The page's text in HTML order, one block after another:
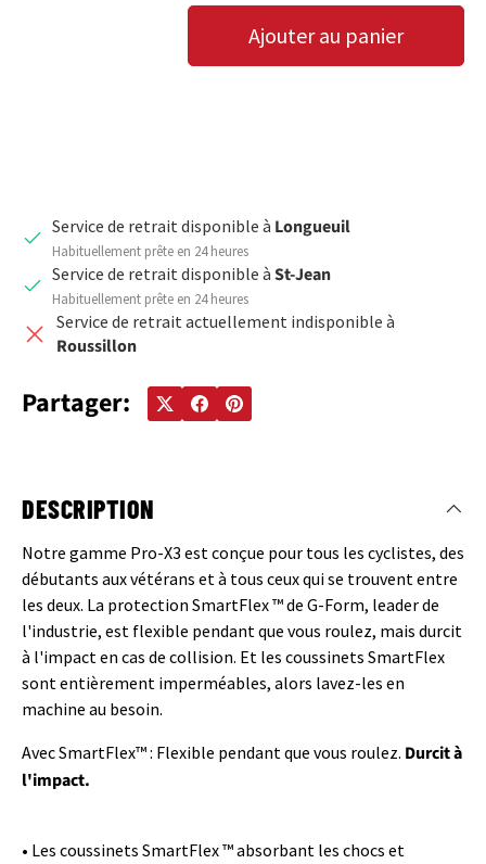
DIMINUER LA QUANTITÉ
AUGMENTER LA QUANTITÉ
Ajouter au panier
Service de retrait disponible à Longueuil
Habituellement prête en 24 heures
Service de retrait disponible à St-Jean
Habituellement prête en 24 heures
Service de retrait actuellement indisponible à
Roussillon
Partager:
DESCRIPTION
Notre gamme Pro-X3 est conçue pour tous les cyclistes, des
débutants aux vétérans et à tous ceux qui se trouvent entre
les deux. La protection SmartFlex ™ de G-Form, leader de
l'industrie, est flexible pendant que vous roulez, mais durcit
à l'impact en cas de collision. Et les coussinets SmartFlex
sont entièrement imperméables, alors lavez-les en
machine au besoin.
Avec SmartFlex™ : Flexible pendant que vous roulez. Durcit à
l'impact.
• Les coussinets SmartFlex ™ absorbant les chocs et